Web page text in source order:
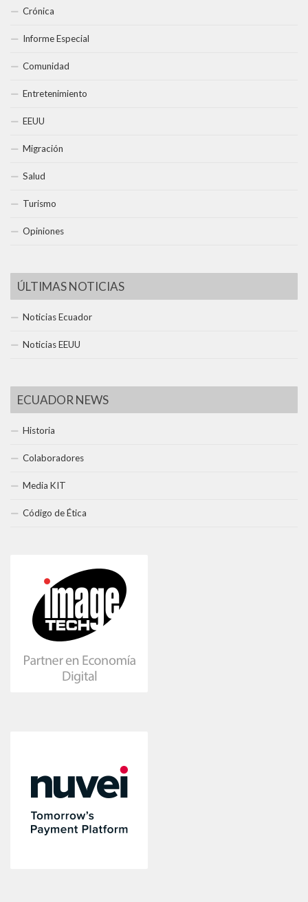
Crónica
Informe Especial
Comunidad
Entretenimiento
EEUU
Migración
Salud
Turismo
Opiniones
ÚLTIMAS NOTICIAS
Noticias Ecuador
Noticias EEUU
ECUADOR NEWS
Historia
Colaboradores
Media KIT
Código de Ética